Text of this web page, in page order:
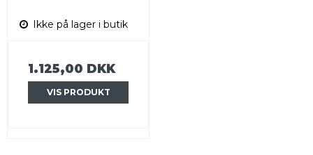
Ikke på lager i butik
1.125,00 DKK
VIS PRODUKT